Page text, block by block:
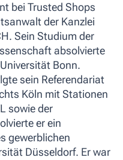
bei Trusted Shops
der Kanzlei
Sein Studium der
absolvierte
Bonn.
sein Referendariat
Köln mit Stationen
sowie der
er ein
gewerblichen
Düsseldorf. Er war